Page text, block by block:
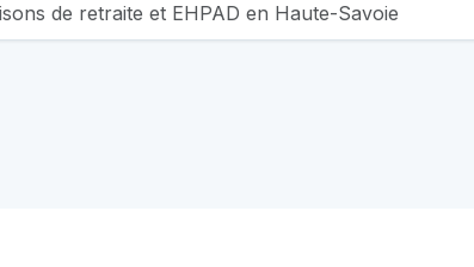
de retraite et EHPAD en Haute-Savoie